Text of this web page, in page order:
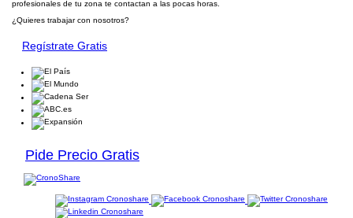
profesionales de tu zona te contactan a las pocas horas.
¿Quieres trabajar con nosotros?
Regístrate Gratis
Pide Precio Gratis